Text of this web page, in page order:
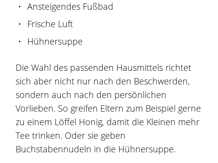
Ansteigendes Fußbad
Frische Luft
Hühnersuppe
Die Wahl des passenden Hausmittels richtet
sich aber nicht nur nach den Beschwerden,
sondern auch nach den persönlichen
Vorlieben. So greifen Eltern zum Beispiel gerne
zu einem Löffel Honig, damit die Kleinen mehr
Tee trinken. Oder sie geben
Buchstabennudeln in die Hühnersuppe.